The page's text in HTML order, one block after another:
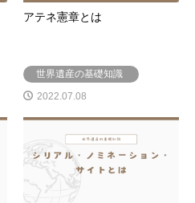
アテネ憲章とは
世界遺産の基礎知識
2022.07.08